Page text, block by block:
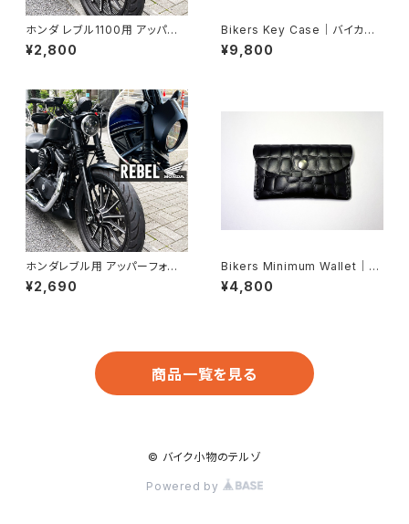
ホンダ レブル1100用 アッパー
フォークカバー｜Rebel 1100
¥2,800
Bikers Key Case｜バイカー
ズキーケース
¥9,800
ホンダレブル用 アッパーフォー
クカバー
¥2,690
Bikers Minimum Wallet｜バ
イカーズ ミニマム ウォレット
¥4,800
商品一覧を見る
© バイク小物のテルゾ
Powered by